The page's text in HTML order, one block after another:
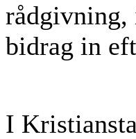
rådgivning,
bidrag in
I